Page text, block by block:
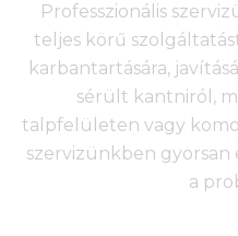
Professzionális
teljes körű
karbantartására,
sérült kantniról,
talpfelületen vagy
szervizünkben gyorsan
a